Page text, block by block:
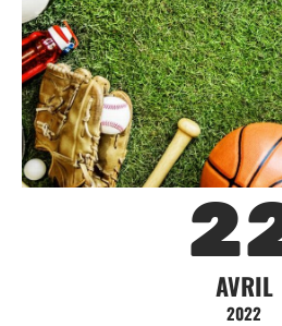
AVRIL
2022